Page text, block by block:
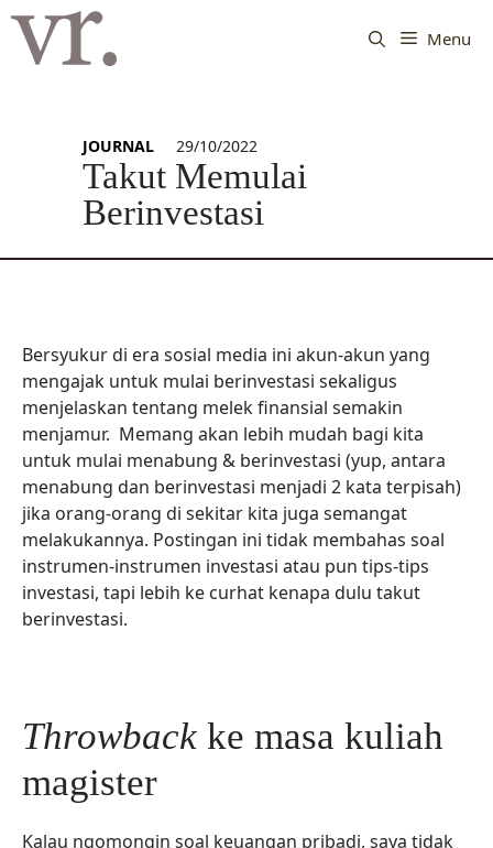
Langsung
Menu
JOURNAL 29/10/2022
Takut Memulai
Berinvestasi
Bersyukur di era sosial media ini akun-akun yang
mengajak untuk mulai berinvestasi sekaligus
menjelaskan tentang melek finansial semakin
menjamur. Memang akan lebih mudah bagi kita
untuk mulai menabung & berinvestasi (yup, antara
menabung dan berinvestasi menjadi 2 kata terpisah)
jika orang-orang di sekitar kita juga semangat
melakukannya. Postingan ini tidak membahas soal
instrumen-instrumen investasi atau pun tips-tips
investasi, tapi lebih ke curhat kenapa dulu takut
berinvestasi.
Throwback ke masa kuliah
magister
Kalau ngomongin soal keuangan pribadi, saya tidak